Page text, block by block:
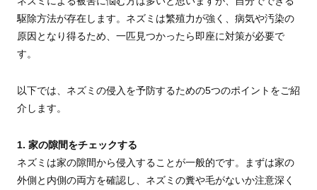
駆除方法が存在します。ネズミは繁殖力が強く、病気や汚染の
原因となり得るため、一匹見つかったら即座に対策が必要で
す。
以下では、ネズミの侵入を予防するための5つのポイントをご紹
介します。
1. 家の隙間をチェックする
ネズミは家の隙間から侵入することが一般的です。まずは家の
外側と内側の両方を確認し、ネズミの糞や毛がないか注意深く